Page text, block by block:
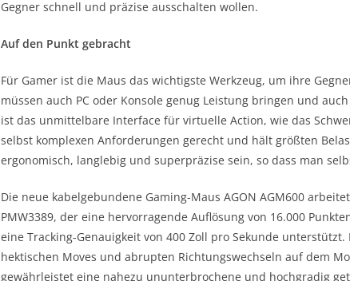
Gegner schnell und präzise ausschalten wollen.
Auf den Punkt gebracht
Für Gamer ist die Maus das wichtigste Werkzeug, um ihre
müssen auch PC oder Konsole genug Leistung bringen und
ist das unmittelbare Interface für virtuelle Action, wie das
selbst komplexen Anforderungen gerecht und hält größten
ergonomisch, langlebig und superpräzise sein, so dass man
Die neue kabelgebundene Gaming-Maus AGON AGM600
PMW3389, der eine hervorragende Auflösung von 16.000
eine Tracking-Genauigkeit von 400 Zoll pro Sekunde
hektischen Moves und abrupten Richtungswechseln auf dem
gewährleistet eine nahezu ununterbrochene und hochgradig